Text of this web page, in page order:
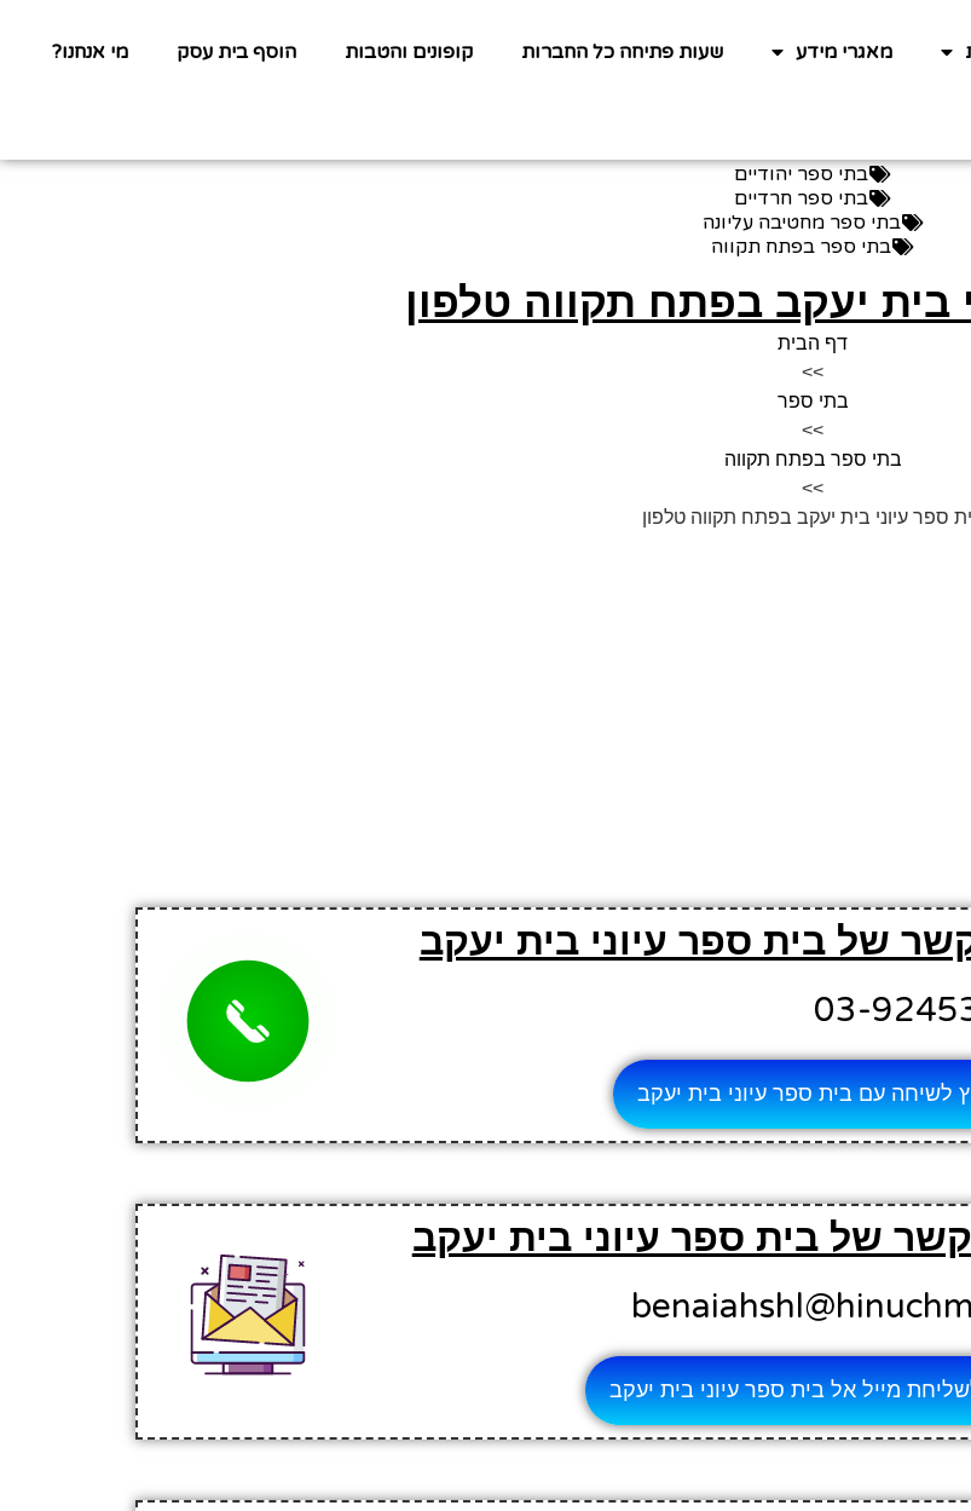
מאגרי מידע שעות פתיחה כל החברות קופונים והטבות הוסף בית עסק מי אנחנו?
בתי ספר יהודיים
בתי ספר חרדיים
בתי ספר מחטיבה עליונה
בתי ספר בפתח תקווה
בית יעקב בפתח תקווה טלפון
דף הבית
>>
בתי ספר
>>
בתי ספר בפתח תקווה
>>
ספר עיוני בית יעקב בפתח תקווה טלפון
של בית ספר עיוני בית יעקב
לשיחה עם בית ספר עיוני בית יעקב
קשר של בית ספר עיוני בית יעקב
מייל אל בית ספר עיוני בית יעקב